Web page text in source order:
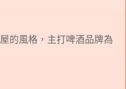
的風格，主打啤酒品牌為